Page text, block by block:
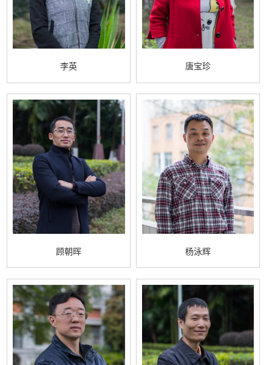
李英 唐宝珍
顾朝晖 杨泳辉